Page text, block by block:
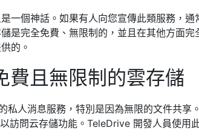
一個神話。如果有人向您宣傳此類服務，
是完全免費、無限制的，並且在其他方​​面
的。
費且無限制的雲存儲
私人消息服務，特別是因為無限的文件共享
訪問云存儲功能。TeleDrive 開發人員使用